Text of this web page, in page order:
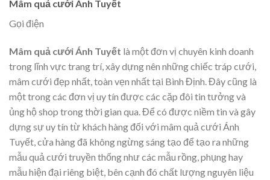
Mâm quả cưới Ánh Tuyết
Gọi điện
Mâm quả cưới Ánh Tuyết là một đơn vị chuyên kinh doanh
trong lĩnh vực trang trí, xây dựng nên những chiếc tráp cưới,
mâm cưới đẹp nhất, toàn vẹn nhất tại Bình Định. Đây cũng là
một trong các đơn vị uy tín được các cặp đôi tin tưởng và
ủng hộ shop trong thời gian qua. Để có được niềm tin và gây
dựng sự uy tín từ khách hàng đối với mâm quả cưới Ánh
Tuyết, cửa hàng đã không ngừng sáng tạo để tạo ra những
mẫu quả cưới truyền thống như các mẫu rồng, phụng hay
mẫu hiện đại riêng biệt, bên cạnh đó chất lượng nguyên liệu